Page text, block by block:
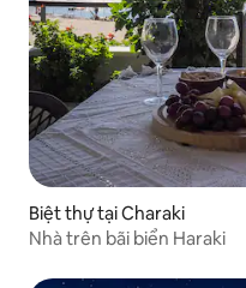
Biệt thự tại Charaki
Nhà trên bãi biển Haraki